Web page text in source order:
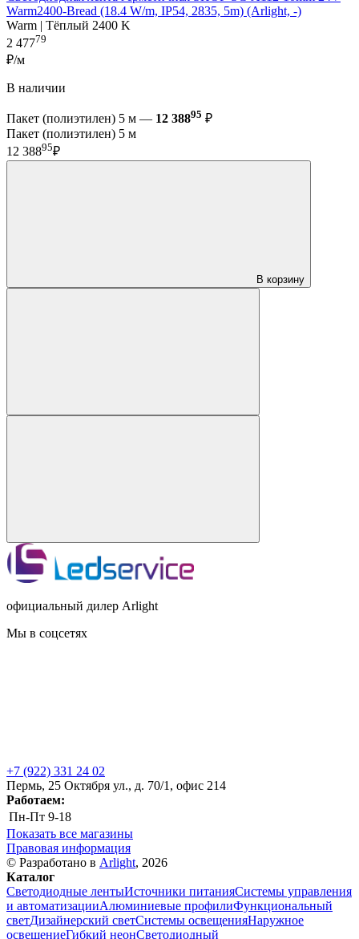
Warm2400-Bread (18.4 W/m, IP54, 2835, 5m) (Arlight, -)
Warm | Тёплый 2400 K
2 47779
₽/м
В наличии
Пакет (полиэтилен) 5 м — 12 38895 ₽
Пакет (полиэтилен) 5 м
12 38895₽
В корзину
официальный дилер Arlight
Мы в соцсетях
+7 (922) 331 24 02
Пермь, 25 Октября ул., д. 70/1, офис 214
Работаем:
Пн-Пт 9-18
Показать все магазины
Правовая информация
© Разработано в Arlight, 2026
Каталог
Светодиодные лентыИсточники питанияСистемы управления
и автоматизацииАлюминиевые профилиФункциональный
светДизайнерский светСистемы освещенияНаружное
освещениеГибкий неонСветодиодный